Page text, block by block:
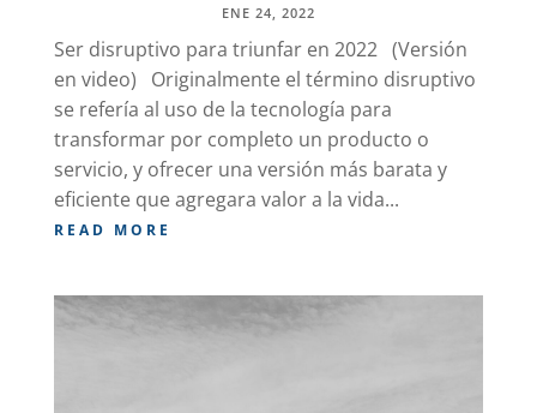
ENE 24, 2022
Ser disruptivo para triunfar en 2022 (Versión
en video) Originalmente el término disruptivo
se refería al uso de la tecnología para
transformar por completo un producto o
servicio, y ofrecer una versión más barata y
eficiente que agregara valor a la vida...
READ MORE